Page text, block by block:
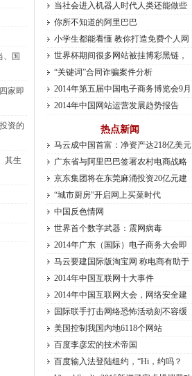
、国
家即
资的
其生
当社会进入机器人时代人类还能做些
你所不知道的阿里巴巴
小学生都能看懂 教你打造免费个人网
世界杯期间很多网站被挂博彩黑链，
“关键词”合同诈骗案件分析
2014年第五届中国电子商务博览会9月
2014年中国网站运营发展趋势报告
热点新闻
马云成中国首富：净资产达218亿美元
广东省与阿里巴巴签署农村电商战略
京东集团将在东莞麻涌投资20亿元建
“城市厨房”开启网上买菜时代
中国反色情网
世界首个数字武器：震网病毒
2014年广东（国际）电子商务大会即
将
马云要建国际版淘宝网 称电商有助于
2014年中国互联网十大事件
2014年中国互联网大会，网络安全建
设
国际联手打击网络恐怖活动刻不容缓
美国控制我国内地6118个网站
百度李彦宏的技术帝国
百度输入法登陆纽约，“Hi，约吗？